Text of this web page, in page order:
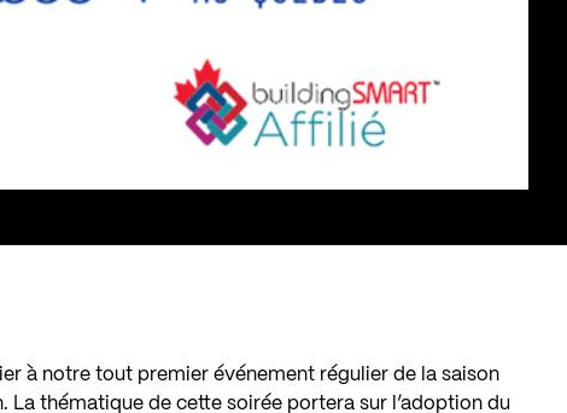
à notre tout premier événement régulier de la saison
La thématique de cette soirée portera sur l’adoption du